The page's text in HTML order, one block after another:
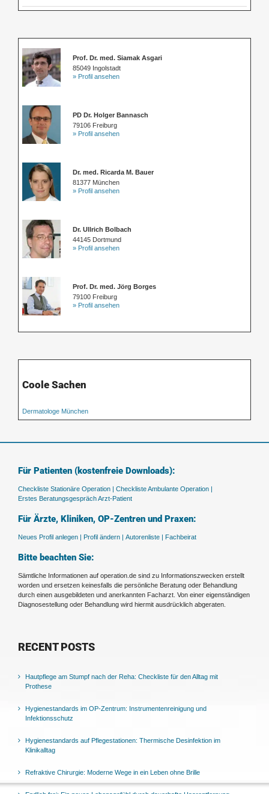
Prof. Dr. med. Siamak Asgari
85049 Ingolstadt
» Profil ansehen
PD Dr. Holger Bannasch
79106 Freiburg
» Profil ansehen
Dr. med. Ricarda M. Bauer
81377 München
» Profil ansehen
Dr. Ullrich Bolbach
44145 Dortmund
» Profil ansehen
Prof. Dr. med. Jörg Borges
79100 Freiburg
» Profil ansehen
Coole Sachen
Dermatologe München
Für Patienten (kostenfreie Downloads):
Checkliste Stationäre Operation | Checkliste Ambulante Operation |
Erstes Beratungsgespräch Arzt-Patient
Für Ärzte, Kliniken, OP-Zentren und Praxen:
Neues Profil anlegen | Profil ändern | Autorenliste | Fachbeirat
Bitte beachten Sie:
Sämtliche Informationen auf operation.de sind zu Informationszwecken erstellt
worden und ersetzen keinesfalls die persönliche Beratung oder Behandlung
durch einen ausgebildeten und anerkannten Facharzt. Von einer eigenständigen
Diagnosestellung oder Behandlung wird hiermit ausdrücklich abgeraten.
RECENT POSTS
Hautpflege am Stumpf nach der Reha: Checkliste für den Alltag mit
Prothese
Hygienestandards im OP-Zentrum: Instrumentenreinigung und
Infektionsschutz
Hygienestandards auf Pflegestationen: Thermische Desinfektion im
Klinikalltag
Refraktive Chirurgie: Moderne Wege in ein Leben ohne Brille